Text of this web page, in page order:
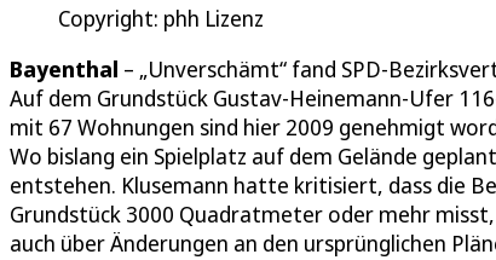
Copyright: phh Lizenz
Bayenthal – „Unverschämt“ fand SPD-
Auf dem Grundstück Gustav-Heinemann-Ufer
mit 67 Wohnungen sind hier 2009 genehmigt
Wo bislang ein Spielplatz auf dem Gelände
entstehen. Klusemann hatte kritisiert, dass die
Grundstück 3000 Quadratmeter oder mehr
auch über Änderungen an den ursprünglichen